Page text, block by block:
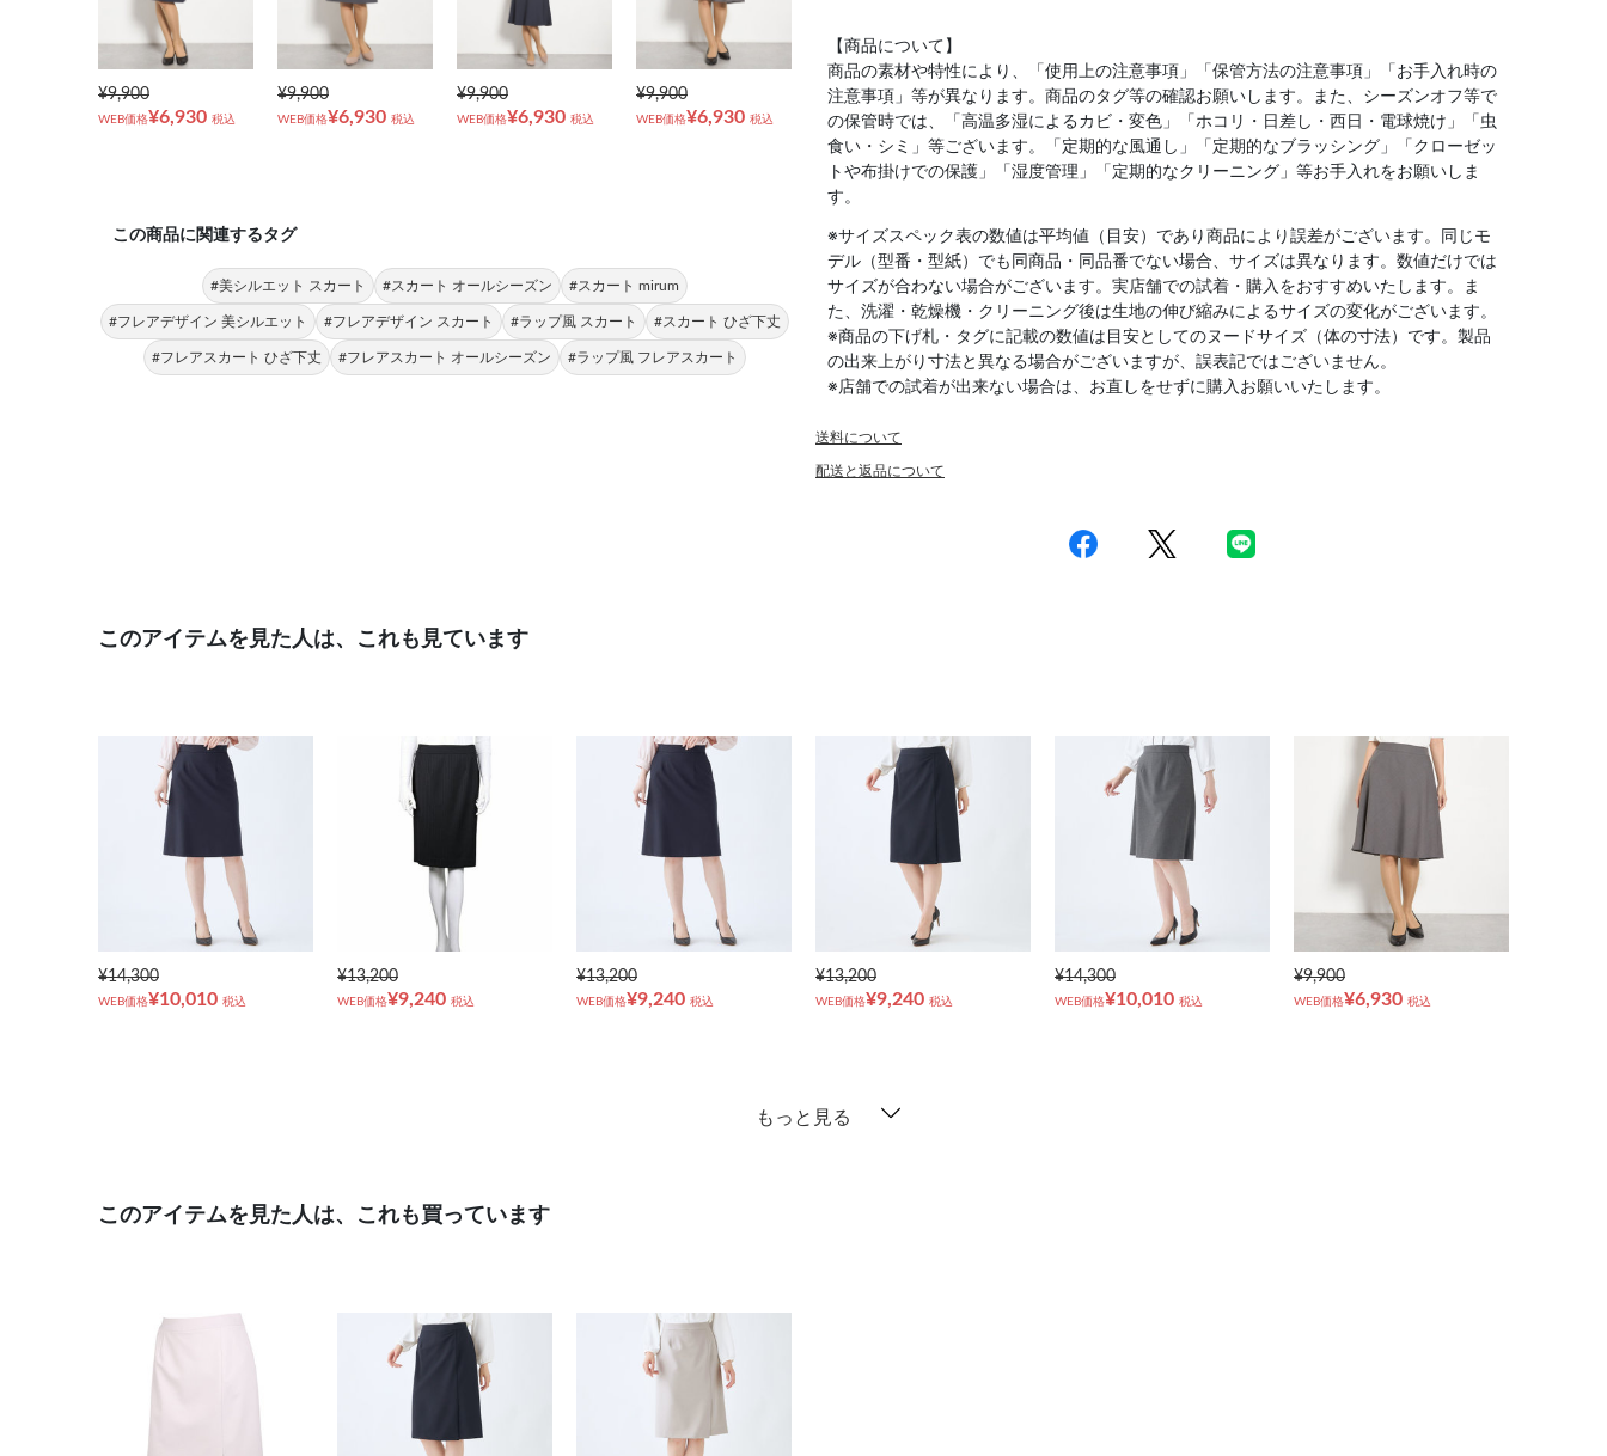
¥9,900
WEB価格¥6,930 税込
¥9,900
WEB価格¥6,930 税込
¥9,900
WEB価格¥6,930 税込
¥9,900
WEB価格¥6,930 税込
この商品に関連するタグ
#美シルエット スカート #スカート オールシーズン #スカート mirum
#フレアデザイン 美シルエット #フレアデザイン スカート #ラップ風 スカート #スカート ひざ下丈
#フレアスカート ひざ下丈 #フレアスカート オールシーズン #ラップ風 フレアスカート
【商品について】
商品の素材や特性により、「使用上の注意事項」「保管方法の注意事項」「お手入れ時の
注意事項」等が異なります。商品のタグ等の確認お願いします。また、シーズンオフ等で
の保管時では、「高温多湿によるカビ・変色」「ホコリ・日差し・西日・電球焼け」「虫
食い・シミ」等ございます。「定期的な風通し」「定期的なブラッシング」「クローゼッ
トや布掛けでの保護」「湿度管理」「定期的なクリーニング」等お手入れをお願いしま
す。
※サイズスペック表の数値は平均値（目安）であり商品により誤差がございます。同じモ
デル（型番・型紙）でも同商品・同品番でない場合、サイズは異なります。数値だけでは
サイズが合わない場合がございます。実店舗での試着・購入をおすすめいたします。ま
た、洗濯・乾燥機・クリーニング後は生地の伸び縮みによるサイズの変化がございます。
※商品の下げ札・タグに記載の数値は目安としてのヌードサイズ（体の寸法）です。製品
の出来上がり寸法と異なる場合がございますが、誤表記ではございません。
※店舗での試着が出来ない場合は、お直しをせずに購入お願いいたします。
送料について
配送と返品について
このアイテムを見た人は、これも見ています
¥14,300
WEB価格¥10,010 税込
¥13,200
WEB価格¥9,240 税込
¥13,200
WEB価格¥9,240 税込
¥13,200
WEB価格¥9,240 税込
¥14,300
WEB価格¥10,010 税込
¥9,900
WEB価格¥6,930 税込
もっと見る
このアイテムを見た人は、これも買っています